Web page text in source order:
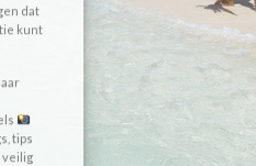
dat
kunt
tips
veilig